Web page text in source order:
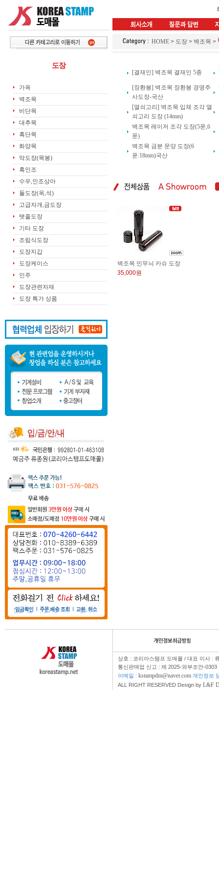
도장
가옥
벽조목
비단목
대추목
흑단목
화양목
막도장(목봉)
흑인조
수우,인조상아
돌도장(옥,석)
고급자개,금도장
탯줄도장
기타 도장
조립식도장
도장지갑
도장케이스
인주
도장관련자재
도장 특가 상품
HOME > 도장 > 벽조목 >
[결재인] 벽조목 결재인 5종
[장환봉] 벽조목 장환봉 경명주
사도장-국산
[열쇠고리] 벽조목 입체 조각 열
쇠고리 도장 (14mm)
벽조목 레이저 조각 도장(5푼,6
푼)
벽조목 금분 문양 도장(6
푼:18mm)국산
벽조목 민무늬 카슈 도장
35,000원
상호 : 코리아스탬프 도매몰 / 대표 이사 :
통신판매업 신고 : 제 2025-와부조안-
이메일 : kstampdm@naver.com 개인정보
ALL RIGHT RESERVED Design by L&F